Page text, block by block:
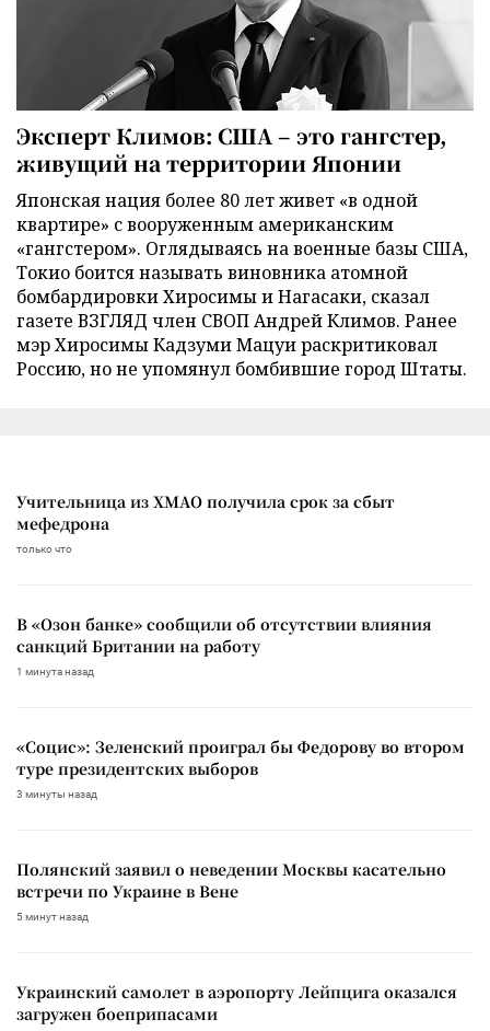
Эксперт Климов: США – это гангстер,
живущий на территории Японии
Японская нация более 80 лет живет «в одной
квартире» с вооруженным американским
«гангстером». Оглядываясь на военные базы США,
Токио боится называть виновника атомной
бомбардировки Хиросимы и Нагасаки, сказал
газете ВЗГЛЯД член СВОП Андрей Климов. Ранее
мэр Хиросимы Кадзуми Мацуи раскритиковал
Россию, но не упомянул бомбившие город Штаты.
Учительница из ХМАО получила срок за сбыт
мефедрона
только что
В «Озон банке» сообщили об отсутствии влияния
санкций Британии на работу
1 минута назад
«Социс»: Зеленский проиграл бы Федорову во втором
туре президентских выборов
3 минуты назад
Полянский заявил о неведении Москвы касательно
встречи по Украине в Вене
5 минут назад
Украинский самолет в аэропорту Лейпцига оказался
загружен боеприпасами